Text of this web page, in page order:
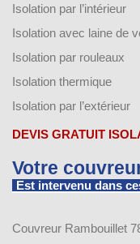
Isolation par l’intérieur
Isolation avec laine de
Isolation par rouleaux
Isolation thermique
Isolation par l’extérieur
DEVIS GRATUIT
Votre
Est intervenu dans
Couvreur Rambouillet